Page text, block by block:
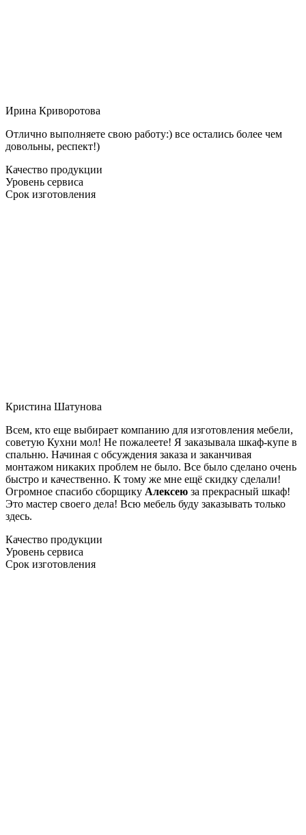
Ирина Криворотова
Отлично выполняете свою работу:) все остались более чем
довольны, респект!)
Качество продукции
Уровень сервиса
Срок изготовления
Кристина Шатунова
Всем, кто еще выбирает компанию для изготовления мебели,
советую Кухни мол! Не пожалеете! Я заказывала шкаф-купе в
спальню. Начиная с обсуждения заказа и заканчивая
монтажом никаких проблем не было. Все было сделано очень
быстро и качественно. К тому же мне ещё скидку сделали!
Огромное спасибо сборщику Алексею за прекрасный шкаф!
Это мастер своего дела! Всю мебель буду заказывать только
здесь.
Качество продукции
Уровень сервиса
Срок изготовления